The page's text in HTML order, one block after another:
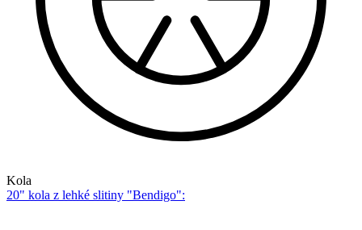
Kola
20" kola z lehké slitiny "Bendigo":